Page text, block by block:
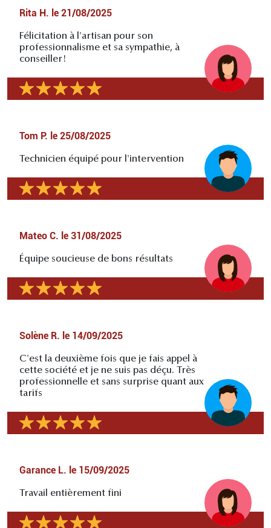
Rita H. le 21/08/2025
Félicitation à l'artisan pour son
professionnalisme et sa sympathie, à
conseiller!
Tom P. le 25/08/2025
Technicien équipé pour l'intervention
Mateo C. le 31/08/2025
Équipe soucieuse de bons résultats
Solène R. le 14/09/2025
C'est la deuxième fois que je fais appel à
cette société et je ne suis pas déçu. Très
professionnelle et sans surprise quant aux
tarifs
Garance L. le 15/09/2025
Travail entièrement fini